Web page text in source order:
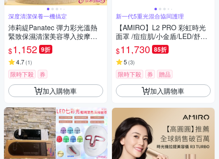
深度清潔保養一機搞定
沛莉緹Panatec 彈力彩光溫熱
緊致保濕清潔美容導入按摩儀 K
-345
$1,152 9折
4.7(1)
限時下殺 券
加入購物車
新一代5重光混合協同護理
【AMIRO】L2 PRO 彩虹時光
面罩 /痘痘肌/小金盾/LED/舒緩/
亮膚/緊緻/分眼式/5重光/4種模
式/5大分區
$11,730 85折
5 (3)
限時下殺 券 贈品
加入購物車